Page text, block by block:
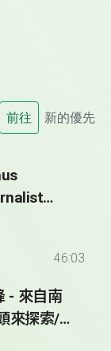
前往 新的優先
2008
46:03
- 來自南
來探索/
Lens